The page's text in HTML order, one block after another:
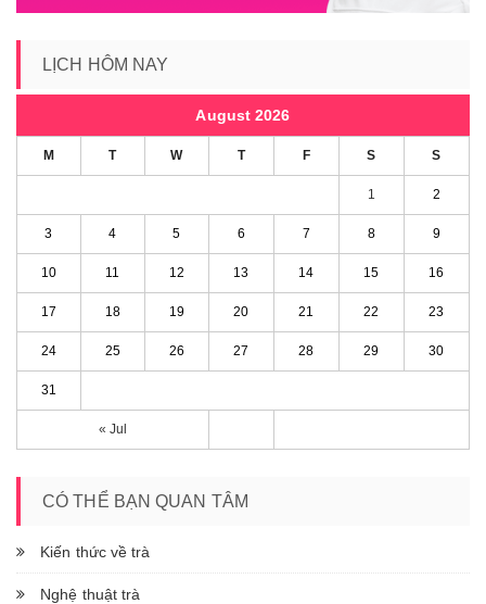
LỊCH HÔM NAY
August 2026
M T W T F S S
« Jul
1 2
3 4 5 6 7 8 9
10 11 12 13 14 15 16
17 18 19 20 21 22 23
24 25 26 27 28 29 30
31
CÓ THỂ BẠN QUAN TÂM
Kiến thức về trà
Nghệ thuật trà